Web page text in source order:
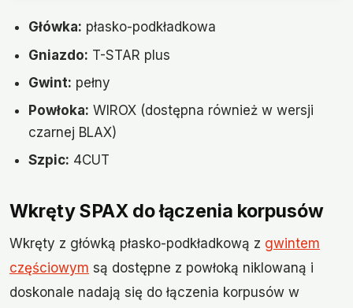
Główka: płasko-podkładkowa
Gniazdo: T-STAR plus
Gwint: pełny
Powłoka: WIROX (dostępna również w wersji
czarnej BLAX)
Szpic: 4CUT
Wkręty SPAX do łączenia korpusów
Wkręty z główką płasko-podkładkową z gwintem
częściowym są dostępne z powłoką niklowaną i
doskonale nadają się do łączenia korpusów w